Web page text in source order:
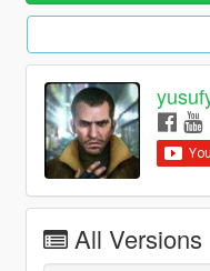
All Versions